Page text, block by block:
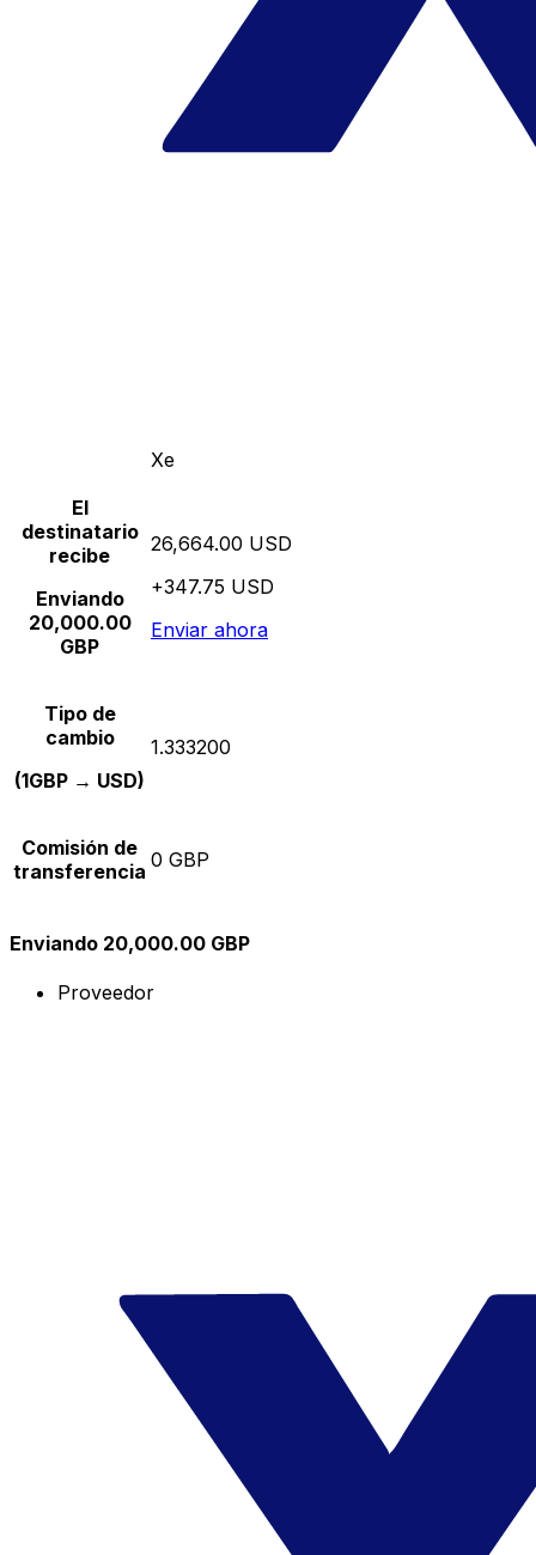
Xe
El
destinatario
recibe
Enviando
20,000.00
GBP
26,664.00 USD
+347.75 USD
Enviar ahora
Tipo de
cambio
(1GBP → USD)
1.333200
Comisión de
transferencia 0 GBP
Enviando 20,000.00 GBP
Proveedor